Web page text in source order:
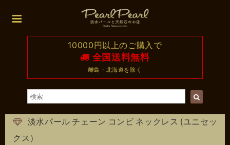
10000円以上のご購入で
全国送料無料
離島・北海道を除く
淡水パール チェーン コンビ ネックレス (ユニセッ
クス）